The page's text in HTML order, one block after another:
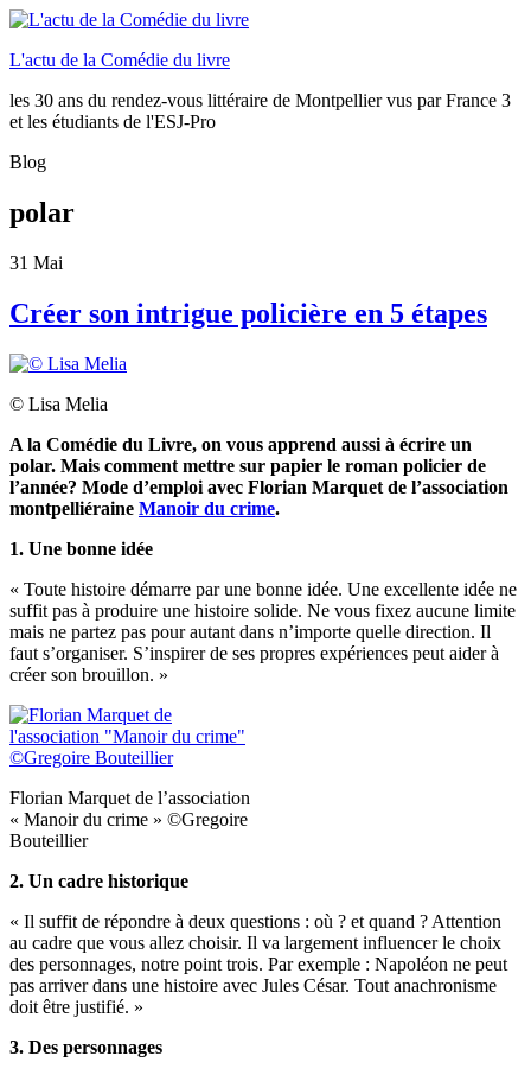
L'actu de la Comédie du livre
les 30 ans du rendez-vous littéraire de Montpellier vus par France 3
et les étudiants de l'ESJ-Pro
Blog
polar
31 Mai
Créer son intrigue policière en 5 étapes
© Lisa Melia
A la Comédie du Livre, on vous apprend aussi à écrire un
polar. Mais comment mettre sur papier le roman policier de
l’année? Mode d’emploi avec Florian Marquet de l’association
montpelliéraine Manoir du crime.
1. Une bonne idée
« Toute histoire démarre par une bonne idée. Une excellente idée ne
suffit pas à produire une histoire solide. Ne vous fixez aucune limite
mais ne partez pas pour autant dans n’importe quelle direction. Il
faut s’organiser. S’inspirer de ses propres expériences peut aider à
créer son brouillon. »
Florian Marquet de l’association
« Manoir du crime » ©Gregoire
Bouteillier
2. Un cadre historique
« Il suffit de répondre à deux questions : où ? et quand ? Attention
au cadre que vous allez choisir. Il va largement influencer le choix
des personnages, notre point trois. Par exemple : Napoléon ne peut
pas arriver dans une histoire avec Jules César. Tout anachronisme
doit être justifié. »
3. Des personnages